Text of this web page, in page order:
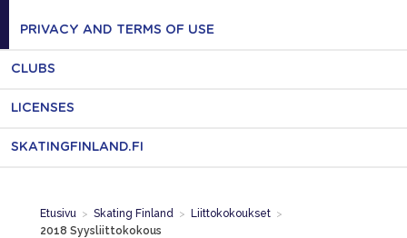
PRIVACY AND TERMS OF USE
CLUBS
LICENSES
SKATINGFINLAND.FI
Etusivu > Skating Finland > Liittokokoukset >
2018 Syysliittokokous